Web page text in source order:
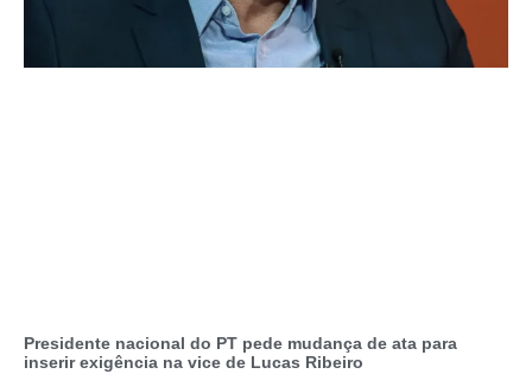
Presidente nacional do PT pede mudança de ata para
inserir exigência na vice de Lucas Ribeiro